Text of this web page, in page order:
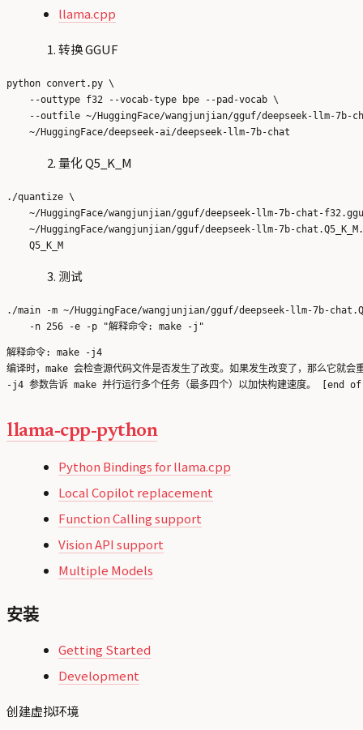
llama.cpp
转换 GGUF
python convert.py \
    --outtype f32 --vocab-type bpe --pad-vocab \
--outfile ~/HuggingFace/wangjunjian/gguf/deepseek-llm-7b-
量化 Q5_K_M
./quantize \
~/HuggingFace/wangjunjian/gguf/deepseek-llm-7b-chat-
~/HuggingFace/wangjunjian/gguf/deepseek-llm-7b-
测试
./main -m ~/HuggingFace/wangjunjian/gguf/deepseek-llm-7b-
解释命令: make -j4
编译时，make 会检查源代码文件是否发生了改变。如果发生改变了，那么它就
llama-cpp-python
Python Bindings for llama.cpp
Local Copilot replacement
Function Calling support
Vision API support
Multiple Models
安装
Getting Started
Development
创建虚拟环境